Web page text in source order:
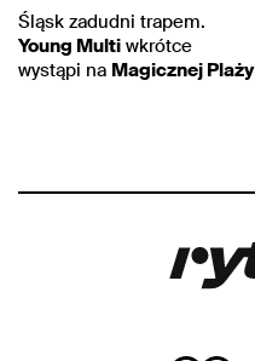
Śląsk zadudni trapem.
Young Multi wkrótce
wystąpi na Magicznej Plaży